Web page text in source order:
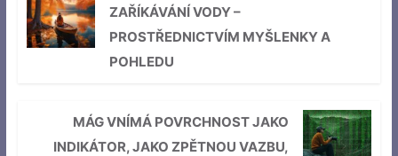
ZAŘÍKÁVÁNÍ VODY –
PROSTŘEDNICTVÍM MYŠLENKY A
POHLEDU
MÁG VNÍMÁ POVRCHNOST JAKO
INDIKÁTOR, JAKO ZPĚTNOU VAZBU,